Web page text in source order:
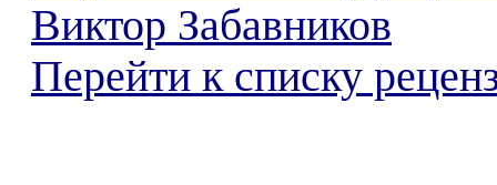
Виктор Забавников
Перейти к списку